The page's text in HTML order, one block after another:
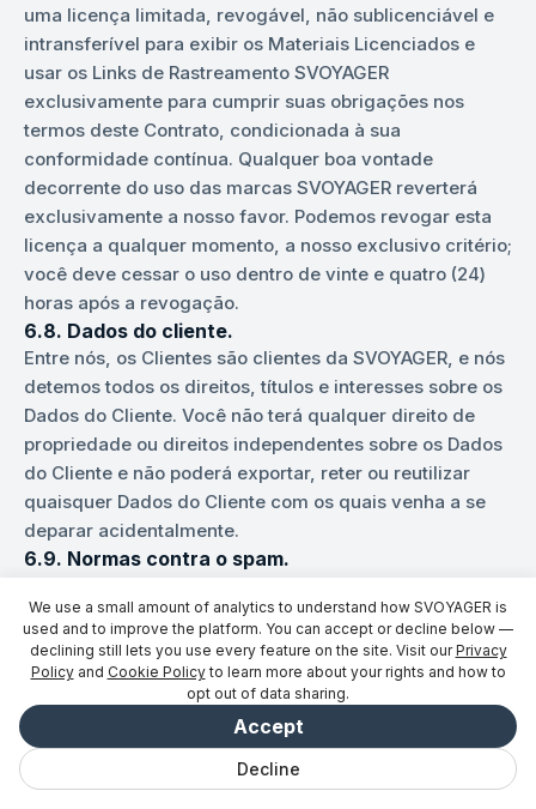
uma licença limitada, revogável, não sublicenciável e
intransferível para exibir os Materiais Licenciados e
usar os Links de Rastreamento SVOYAGER
exclusivamente para cumprir suas obrigações nos
termos deste Contrato, condicionada à sua
conformidade contínua. Qualquer boa vontade
decorrente do uso das marcas SVOYAGER reverterá
exclusivamente a nosso favor. Podemos revogar esta
licença a qualquer momento, a nosso exclusivo critério;
você deve cessar o uso dentro de vinte e quatro (24)
horas após a revogação.
6.8. Dados do cliente.
Entre nós, os Clientes são clientes da SVOYAGER, e nós
detemos todos os direitos, títulos e interesses sobre os
Dados do Cliente. Você não terá qualquer direito de
propriedade ou direitos independentes sobre os Dados
do Cliente e não poderá exportar, reter ou reutilizar
quaisquer Dados do Cliente com os quais venha a se
deparar acidentalmente.
6.9. Normas contra o spam.
políticas antispam específicas de cada plataforma
(TikTok, Meta, X, YouTube, LinkedIn, Reddit) e qualquer
solicitação antispam razoável que fizermos.
6.10. Conformidade com as normas da FTC
relativas a recomendações e divulgação.
Caso a exibição de um Link de Rastreamento da
SVOYAGER ou qualquer referência à SVOYAGER possa
Bate-papo Salvo Viagens Explorar Vibe Entrar
We use a small amount of analytics to understand how SVOYAGER is
used and to improve the platform. You can accept or decline below —
declining still lets you use every feature on the site. Visit our Privacy
Policy and Cookie Policy to learn more about your rights and how to
opt out of data sharing.
Decline
Accept